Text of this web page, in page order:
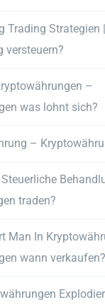
Trading Strategien
versteuern?
–
was lohnt sich?
–
traden?
Man In
wann verkaufen?